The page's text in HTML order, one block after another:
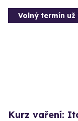
Volný termín už
Kurz vaření: